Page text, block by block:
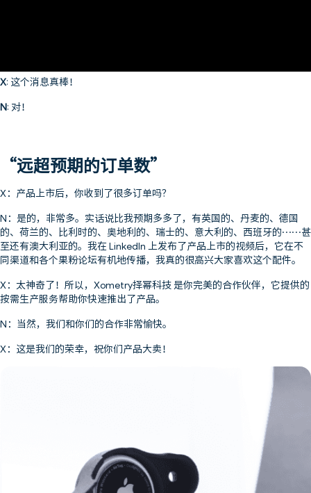
X: 这个消息真棒！
N: 对！
“远超预期的订单数”
X：产品上市后，你收到了很多订单吗？
N：是的，非常多。实话说比我预期多多了，有英国的、丹麦的、德国
的、荷兰的、比利时的、奥地利的、瑞士的、意大利的、西班牙的……甚
至还有澳大利亚的。我在 LinkedIn 上发布了产品上市的视频后，它在不
同渠道和各个果粉论坛有机地传播，我真的很高兴大家喜欢这个配件。
X：太神奇了！所以，Xometry择幂科技 是你完美的合作伙伴，它提供的
按需生产服务帮助你快速推出了产品。
N：当然，我们和你们的合作非常愉快。
X：这是我们的荣幸，祝你们产品大卖！